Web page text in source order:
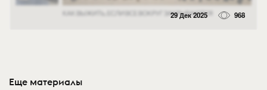
29 Дек 2025 968
Еще материалы